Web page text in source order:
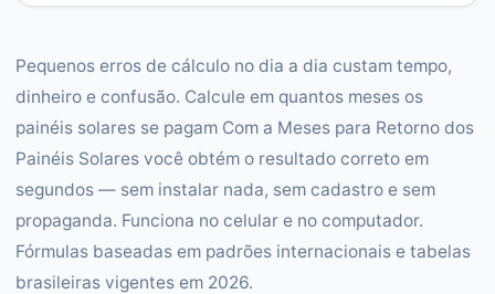
Pequenos erros de cálculo no dia a dia custam tempo,
dinheiro e confusão. Calcule em quantos meses os
painéis solares se pagam Com a Meses para Retorno dos
Painéis Solares você obtém o resultado correto em
segundos — sem instalar nada, sem cadastro e sem
propaganda. Funciona no celular e no computador.
Fórmulas baseadas em padrões internacionais e tabelas
brasileiras vigentes em 2026.